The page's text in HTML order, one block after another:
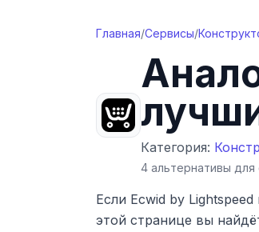
Главная/Сервисы/
Категория:
4 альтернативы для
Если Ecwid by Lightspeed
этой странице вы